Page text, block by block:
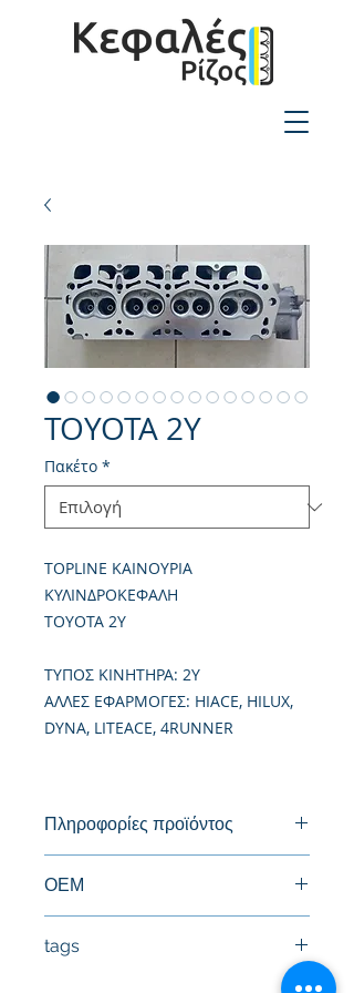
TOYOTA 2Y
Πακέτο *
TOPLINE ΚΑΙΝΟΥΡΙΑ
ΚΥΛΙΝΔΡΟΚΕΦΑΛΗ
TOYOTA 2Y
TΥΠΟΣ ΚΙΝΗΤΗΡΑ: 2Y
ΑΛΛΕΣ ΕΦΑΡΜΟΓΕΣ: HIACE, HILUX,
DYNA, LITEACE, 4RUNNER
Πληροφορίες προϊόντος
ΟΕΜ
71030
tags